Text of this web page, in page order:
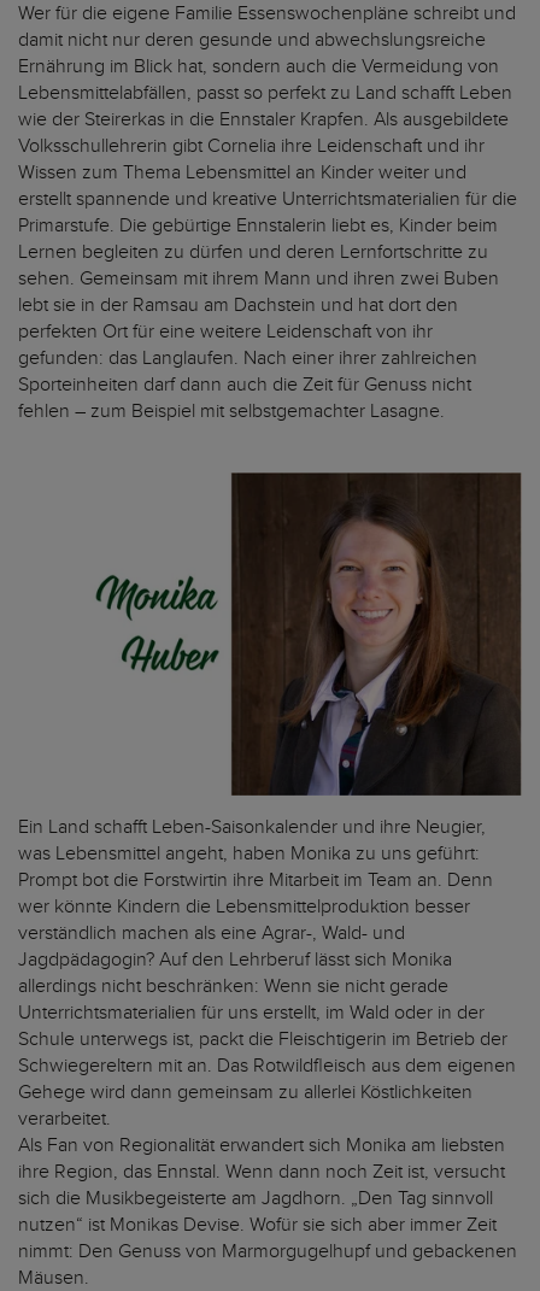
Wer für die eigene Familie Essenswochenpläne schreibt und
damit nicht nur deren gesunde und abwechslungsreiche
Ernährung im Blick hat, sondern auch die Vermeidung von
Lebensmittelabfällen, passt so perfekt zu Land schafft Leben
wie der Steirerkas in die Ennstaler Krapfen. Als ausgebildete
Volksschullehrerin gibt Cornelia ihre Leidenschaft und ihr
Wissen zum Thema Lebensmittel an Kinder weiter und
erstellt spannende und kreative Unterrichtsmaterialien für die
Primarstufe. Die gebürtige Ennstalerin liebt es, Kinder beim
Lernen begleiten zu dürfen und deren Lernfortschritte zu
sehen. Gemeinsam mit ihrem Mann und ihren zwei Buben
lebt sie in der Ramsau am Dachstein und hat dort den
perfekten Ort für eine weitere Leidenschaft von ihr
gefunden: das Langlaufen. Nach einer ihrer zahlreichen
Sporteinheiten darf dann auch die Zeit für Genuss nicht
fehlen – zum Beispiel mit selbstgemachter Lasagne.
Ein Land schafft Leben-Saisonkalender und ihre Neugier,
was Lebensmittel angeht, haben Monika zu uns geführt:
Prompt bot die Forstwirtin ihre Mitarbeit im Team an. Denn
wer könnte Kindern die Lebensmittelproduktion besser
verständlich machen als eine Agrar-, Wald- und
Jagdpädagogin? Auf den Lehrberuf lässt sich Monika
allerdings nicht beschränken: Wenn sie nicht gerade
Unterrichtsmaterialien für uns erstellt, im Wald oder in der
Schule unterwegs ist, packt die Fleischtigerin im Betrieb der
Schwiegereltern mit an. Das Rotwildfleisch aus dem eigenen
Gehege wird dann gemeinsam zu allerlei Köstlichkeiten
verarbeitet.
Als Fan von Regionalität erwandert sich Monika am liebsten
ihre Region, das Ennstal. Wenn dann noch Zeit ist, versucht
sich die Musikbegeisterte am Jagdhorn. „Den Tag sinnvoll
nutzen“ ist Monikas Devise. Wofür sie sich aber immer Zeit
nimmt: Den Genuss von Marmorgugelhupf und gebackenen
Mäusen.